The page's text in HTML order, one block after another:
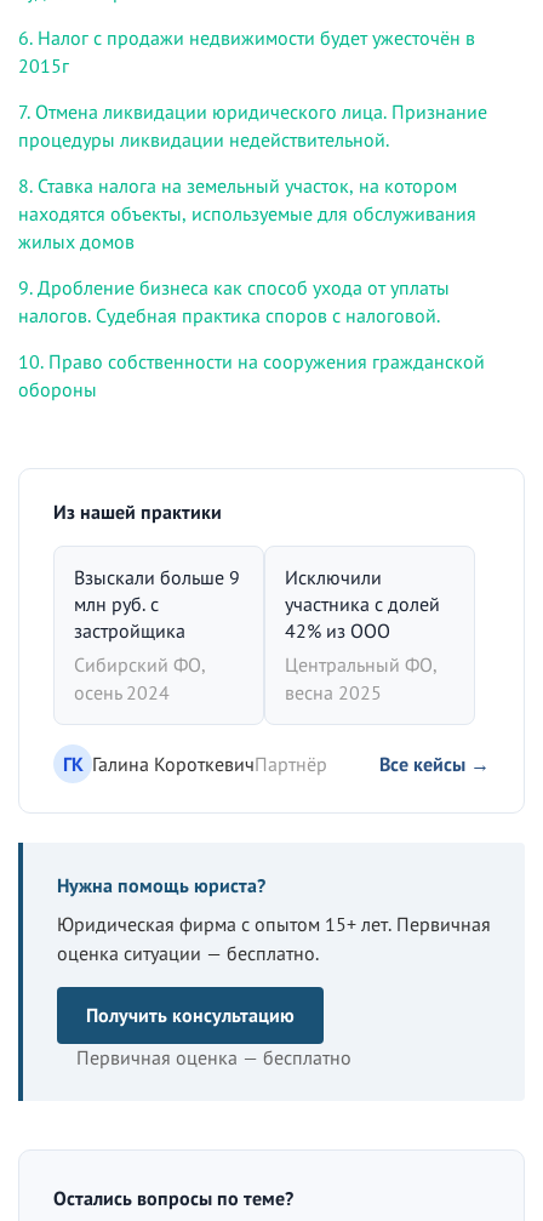
6. Налог с продажи недвижимости будет ужесточён в
2015г
7. Отмена ликвидации юридического лица. Признание
процедуры ликвидации недействительной.
8. Ставка налога на земельный участок, на котором
находятся объекты, используемые для обслуживания
жилых домов
9. Дробление бизнеса как способ ухода от уплаты
налогов. Судебная практика споров с налоговой.
10. Право собственности на сооружения гражданской
обороны
Из нашей практики
Взыскали больше 9
млн руб. с
застройщика
Сибирский ФО,
осень 2024
Исключили
участника с долей
42% из ООО
Центральный ФО,
весна 2025
ГК Галина КороткевичПартнёр Все кейсы →
Нужна помощь юриста?
Юридическая фирма с опытом 15+ лет. Первичная
оценка ситуации — бесплатно.
Получить консультацию
Первичная оценка — бесплатно
Остались вопросы по теме?